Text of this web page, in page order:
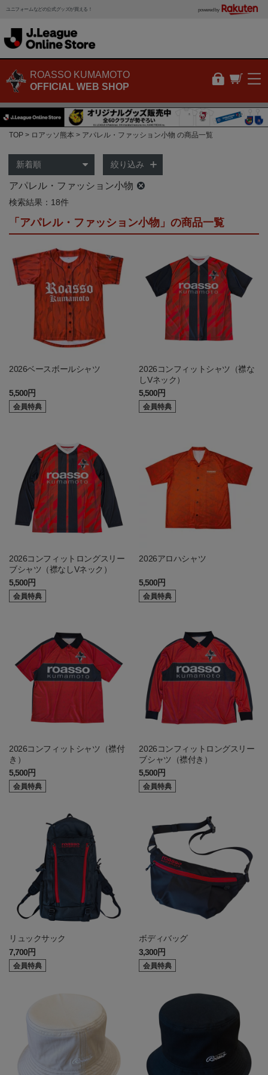
ユニフォームなどの公式グッズが買える！ powered by
ROASSO KUMAMOTO
OFFICIAL WEB SHOP
TOP ロアッソ熊本 アパレル・ファッション小物 の商品一覧
絞り込み
アパレル・ファッション小物
検索結果：18件
「アパレル・ファッション小物」の商品一覧
2026ベースボールシャツ
5,500円
会員特典
2026コンフィットシャツ（襟な
しVネック）
5,500円
会員特典
2026コンフィットロングスリー
ブシャツ（襟なしVネック）
5,500円
会員特典
2026アロハシャツ
5,500円
会員特典
2026コンフィットシャツ（襟付
き）
5,500円
会員特典
2026コンフィットロングスリー
ブシャツ（襟付き）
5,500円
会員特典
リュックサック
7,700円
会員特典
ボディバッグ
3,300円
会員特典